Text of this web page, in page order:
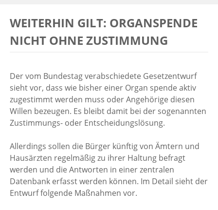
WEITERHIN GILT: ORGANSPENDE
NICHT OHNE ZUSTIMMUNG
Der vom Bundestag verabschiedete Gesetzentwurf
sieht vor, dass wie bisher einer Organ spende aktiv
zugestimmt werden muss oder Angehörige diesen
Willen bezeugen. Es bleibt damit bei der sogenannten
Zustimmungs- oder Entscheidungslösung.
Allerdings sollen die Bürger künftig von Ämtern und
Hausärzten regelmäßig zu ihrer Haltung befragt
werden und die Antworten in einer zentralen
Datenbank erfasst werden können. Im Detail sieht der
Entwurf folgende Maßnahmen vor.